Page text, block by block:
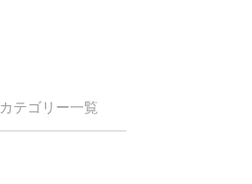
カテゴリー一覧